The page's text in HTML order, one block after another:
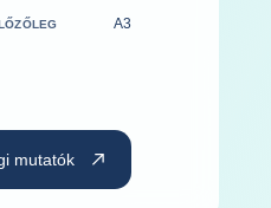
A3
mutatók